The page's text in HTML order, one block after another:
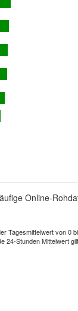
Online-
Tagesmittelwert von 0
24-Stunden Mittelwert